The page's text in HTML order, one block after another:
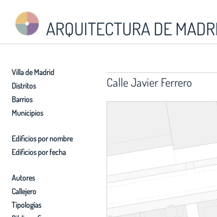
ARQUITECTURA DE
Villa de Madrid
Distritos
Barrios
Municipios
Edificios por nombre
Edificios por fecha
Autores
Callejero
Tipologías
Calle Javier Ferrero